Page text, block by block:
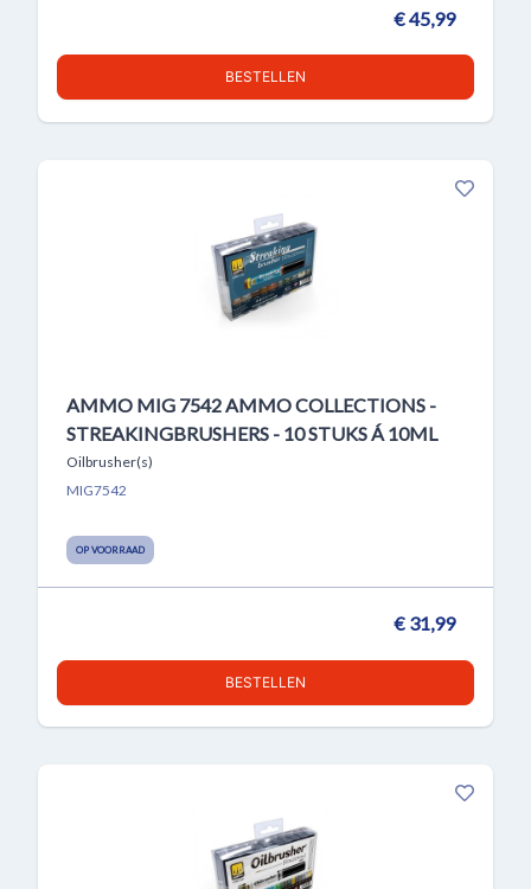
€ 45,99
BESTELLEN
AMMO MIG 7542 AMMO COLLECTIONS -
STREAKINGBRUSHERS - 10 STUKS Á 10ML
Oilbrusher(s)
MIG7542
OP VOORRAAD
€ 31,99
BESTELLEN